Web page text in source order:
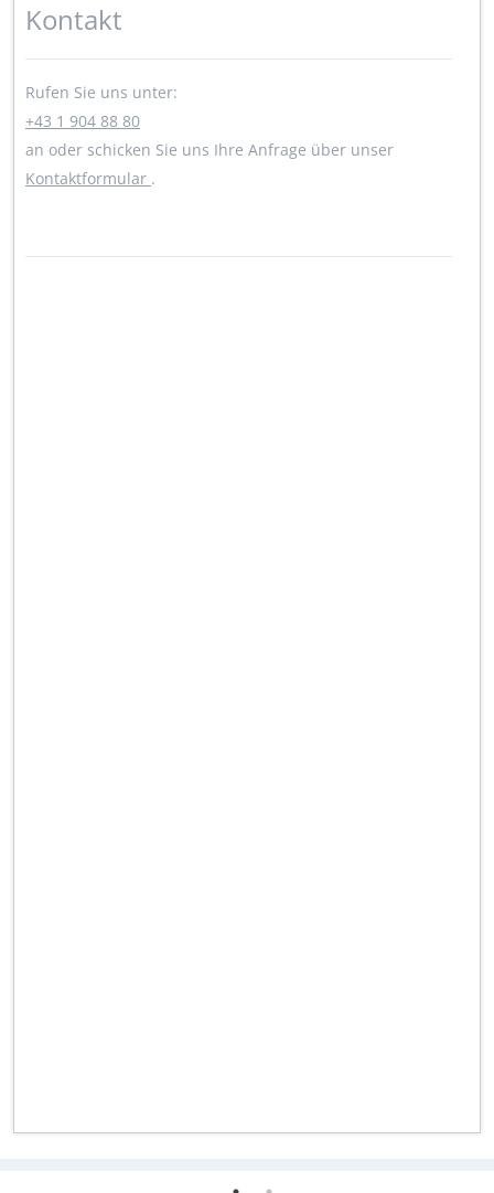
Kontakt
Rufen Sie uns unter:
+43 1 904 88 80
an oder schicken Sie uns Ihre Anfrage über unser
Kontaktformular .